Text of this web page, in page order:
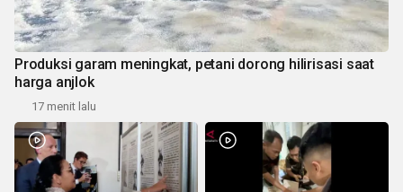
Produksi garam meningkat, petani dorong hilirisasi saat
harga anjlok
17 menit lalu